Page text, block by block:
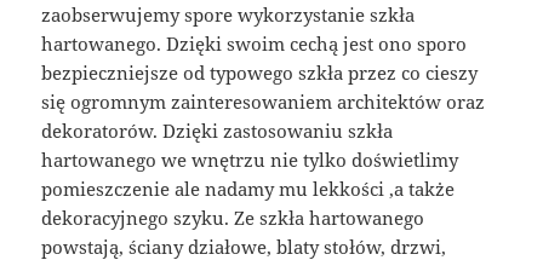
zaobserwujemy spore wykorzystanie szkła
hartowanego. Dzięki swoim cechą jest ono sporo
bezpieczniejsze od typowego szkła przez co cieszy
się ogromnym zainteresowaniem architektów oraz
dekoratorów. Dzięki zastosowaniu szkła
hartowanego we wnętrzu nie tylko doświetlimy
pomieszczenie ale nadamy mu lekkości ,a także
dekoracyjnego szyku. Ze szkła hartowanego
powstają, ściany działowe, blaty stołów, drzwi,